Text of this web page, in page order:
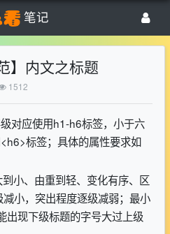
笔记
】内文之标题
1512
对应使用h1-h6标签，小于六
标签；具体的属性要求如
小、由重到轻、变化有序、区
小，突出程度逐级减弱；最小
出现下级标题的字号大过上级